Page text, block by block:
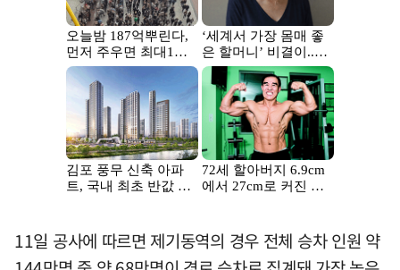
11일 공사에 따르면 제기동역의 경우 전체 승차 인원 약